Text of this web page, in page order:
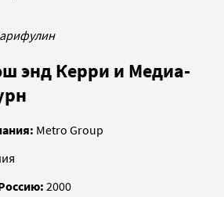
энд Керри и Медиа-
Metro Group
2000